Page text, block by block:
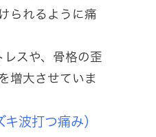
られるように痛
スや、骨格の歪
増大させていま
波打つ痛み）